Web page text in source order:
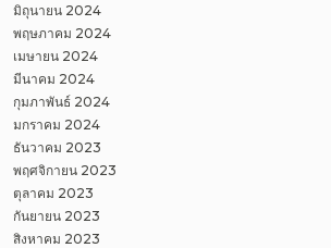
มิถุนายน 2024
พฤษภาคม 2024
เมษายน 2024
มีนาคม 2024
กุมภาพันธ์ 2024
มกราคม 2024
ธันวาคม 2023
พฤศจิกายน 2023
ตุลาคม 2023
กันยายน 2023
สิงหาคม 2023